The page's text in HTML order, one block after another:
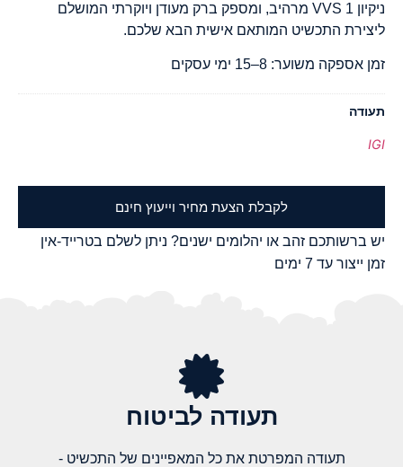
ניקיון VVS 1 מרהיב, ומספק ברק מעודן ויוקרתי המושלם
ליצירת התכשיט המותאם אישית הבא שלכם.
זמן אספקה משוער: 8–15 ימי עסקים
תעודה
IGI
לקבלת הצעת מחיר וייעוץ חינם
יש ברשותכם זהב או יהלומים ישנים? ניתן לשלם בטרייד-אין
זמן ייצור עד 7 ימים
תעודה לביטוח
תעודה המפרטת את כל המאפיינים של התכשיט -